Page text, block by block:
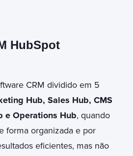
HubSpot
CRM dividido em 5
Hub, Sales Hub, CMS
e Operations Hub, quando
forma organizada e por
eficientes, mas não